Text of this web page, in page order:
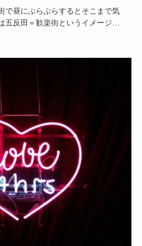
で昼にぶらぶらするとそこまで気
五反田＝歓楽街というイメージも